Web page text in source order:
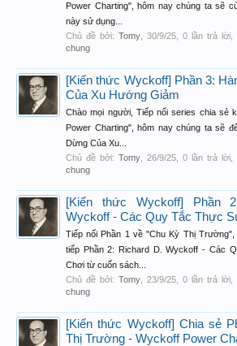
Power Charting", hôm nay chúng ta sẽ
này sử dụng...
Chủ đề bởi: Tomy 30/9/25 , 0 lần trả lời,
chung
[Kiến thức Wyckoff] Phần 3:
Của Xu Hướng Giảm
Chào mọi người, Tiếp nối series chia sẻ
Power Charting", hôm nay chúng ta sẽ
Dừng Của Xu...
Chủ đề bởi: Tomy 26/9/25 , 0 lần trả lời,
chung
[Kiến thức Wyckoff] Phần
Wyckoff - Các Quy Tắc Thực
Tiếp nối Phần 1 về "Chu Kỳ Thị
tiếp Phần 2: Richard D. Wyckoff - Các
Chơi từ cuốn sách...
Chủ đề bởi: Tomy 23/9/25 , 0 lần trả lời,
chung
[Kiến thức Wyckoff] Chia sẻ
Thị Trường - Wyckoff Power